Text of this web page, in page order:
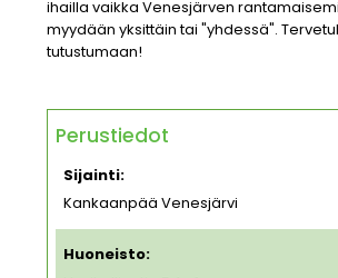
ihailla vaikka Venesjärven
myydään yksittäin tai "yhdessä".
tutustumaan!
Perustiedot
Sijainti:
Kankaanpää Venesjärvi
Huoneisto: